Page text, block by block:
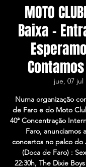
MOTO
Baixa -
jue, 07 jul
Numa organização
de Faro e do Moto
40ª Concentração
Faro, anunciamos
concertos no palco do
(Doca de Faro) :
22:30h, The Dixie